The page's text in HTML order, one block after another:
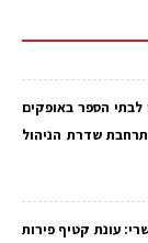
הספר באופקים
שדרת הניהול
עונת קטיף פירות